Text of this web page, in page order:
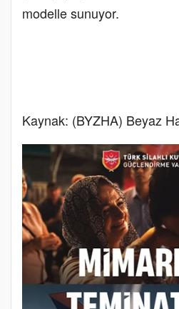
modelle sunuyor.
Kaynak: (BYZHA) Beyaz